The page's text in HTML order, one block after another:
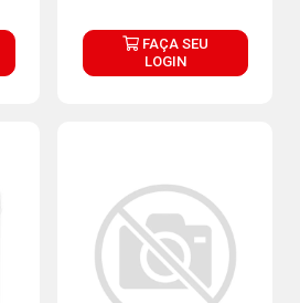
FAÇA SEU
LOGIN